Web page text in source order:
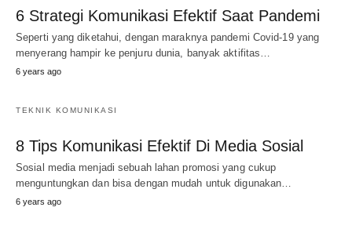
6 Strategi Komunikasi Efektif Saat Pandemi
Seperti yang diketahui, dengan maraknya pandemi Covid-19 yang
menyerang hampir ke penjuru dunia, banyak aktifitas…
6 years ago
TEKNIK KOMUNIKASI
8 Tips Komunikasi Efektif Di Media Sosial
Sosial media menjadi sebuah lahan promosi yang cukup
menguntungkan dan bisa dengan mudah untuk digunakan…
6 years ago